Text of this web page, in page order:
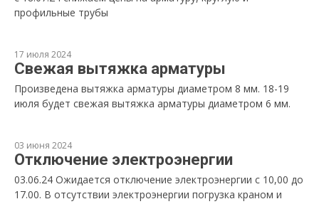
профильные трубы
17 июля 2024
Свежая вытяжка арматуры
Произведена вытяжка арматуры диаметром 8 мм. 18-19
июля будет свежая вытяжка арматуры диаметром 6 мм.
03 июня 2024
Отключение электроэнергии
03.06.24 Ожидается отключение электроэнергии с 10,00 до
17.00. В отсутствии электроэнергии погрузка краном и